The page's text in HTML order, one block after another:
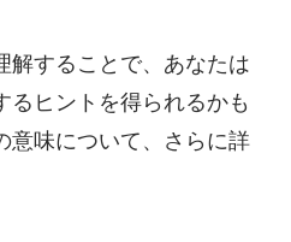
解することで、あなたは
るヒントを得られるかも
意味について、さらに詳